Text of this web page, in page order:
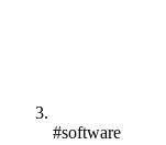
#software